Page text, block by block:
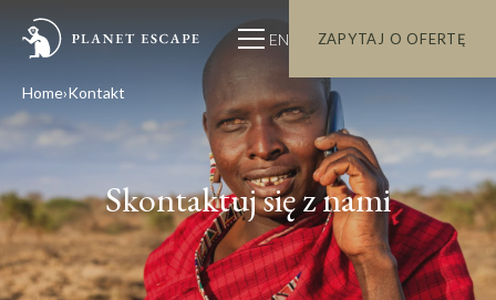
EN ZAPYTAJ O OFERTĘ
Home Kontakt
Skontaktuj się z nami